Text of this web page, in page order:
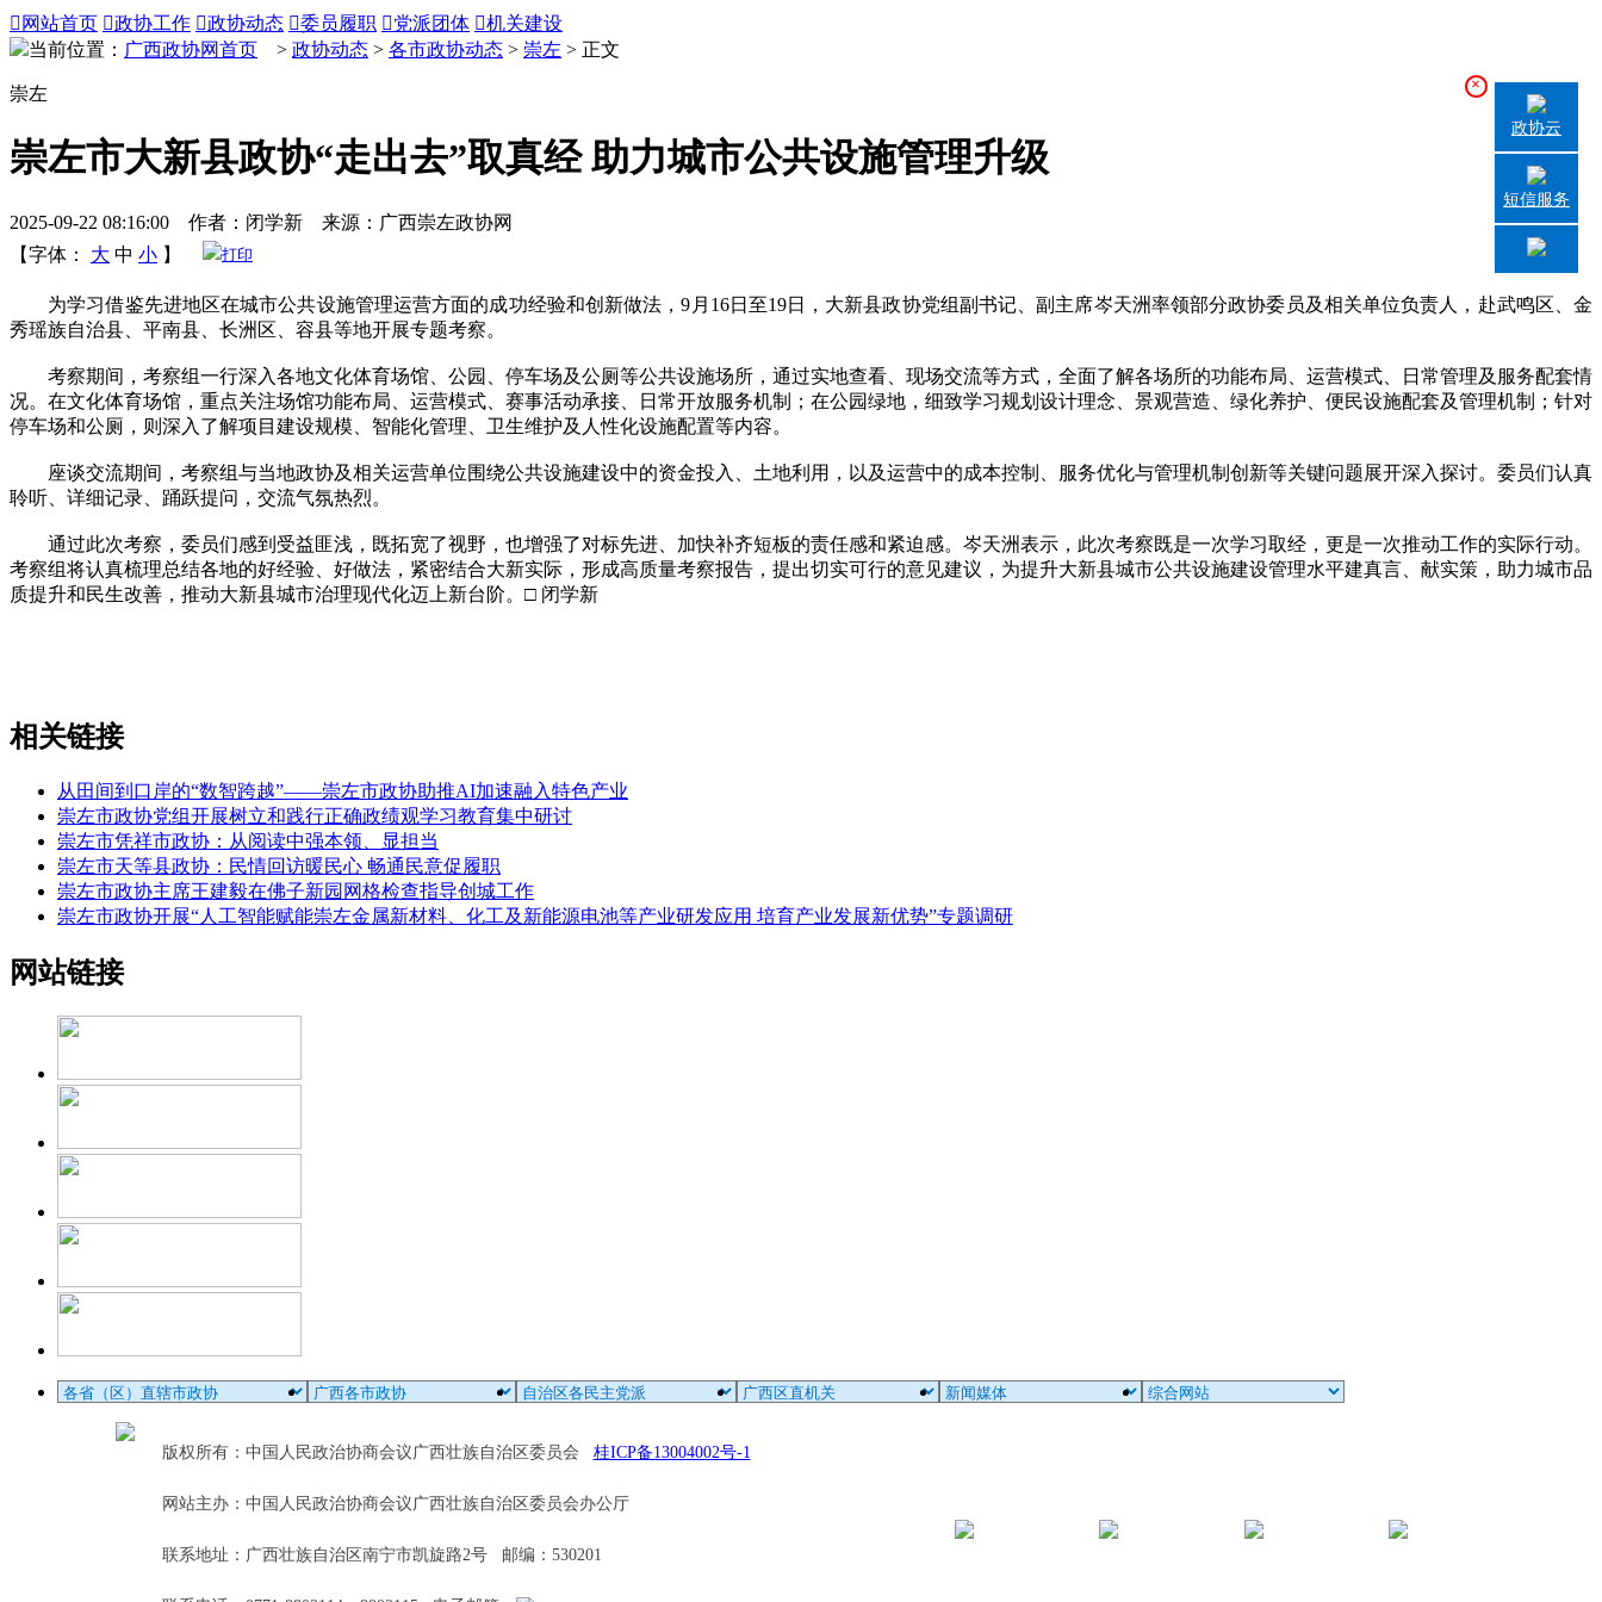
 网站首页 政协工作 政协动态 委员履职 党派团体 机关建设
当前位置： 广西政协网首页 > 政协动态 > 各市政协动态 > 崇左 > 正文
崇左
崇左市大新县政协“走出去”取真经 助力城市公共设施管理升级
2025-09-22 08:16:00 作者：闭学新 来源：广西崇左政协网
【字体：
大 中 小 】 打印
为学习借鉴先进地区在城市公共设施管理运营方面的成功经验和创新做法，9月16日至19日，大新县政协党组副书记、副主席岑天洲率领部分政协委员及相关单位负责人，赴武鸣区、金
秀瑶族自治县、平南县、长洲区、容县等地开展专题考察。
考察期间，考察组一行深入各地文化体育场馆、公园、停车场及公厕等公共设施场所，通过实地查看、现场交流等方式，全面了解各场所的功能布局、运营模式、日常管理及服务配套情
况。在文化体育场馆，重点关注场馆功能布局、运营模式、赛事活动承接、日常开放服务机制；在公园绿地，细致学习规划设计理念、景观营造、绿化养护、便民设施配套及管理机制；针对
停车场和公厕，则深入了解项目建设规模、智能化管理、卫生维护及人性化设施配置等内容。
座谈交流期间，考察组与当地政协及相关运营单位围绕公共设施建设中的资金投入、土地利用，以及运营中的成本控制、服务优化与管理机制创新等关键问题展开深入探讨。委员们认真
聆听、详细记录、踊跃提问，交流气氛热烈。
通过此次考察，委员们感到受益匪浅，既拓宽了视野，也增强了对标先进、加快补齐短板的责任感和紧迫感。岑天洲表示，此次考察既是一次学习取经，更是一次推动工作的实际行动。
考察组将认真梳理总结各地的好经验、好做法，紧密结合大新实际，形成高质量考察报告，提出切实可行的意见建议，为提升大新县城市公共设施建设管理水平建真言、献实策，助力城市品
质提升和民生改善，推动大新县城市治理现代化迈上新台阶。□ 闭学新
相关链接
从田间到口岸的“数智跨越”——崇左市政协助推AI加速融入特色产业
崇左市政协党组开展树立和践行正确政绩观学习教育集中研讨
崇左市凭祥市政协：从阅读中强本领、显担当
崇左市天等县政协：民情回访暖民心 畅通民意促履职
崇左市政协主席王建毅在佛子新园网格检查指导创城工作
崇左市政协开展“人工智能赋能崇左金属新材料、化工及新能源电池等产业研发应用 培育产业发展新优势”专题调研
网站链接
版权所有：中国人民政治协商会议广西壮族自治区委员会 桂ICP备13004002号-1
网站主办：中国人民政治协商会议广西壮族自治区委员会办公厅
联系地址：广西壮族自治区南宁市凯旋路2号 邮编：530201
×
政协云
短信服务